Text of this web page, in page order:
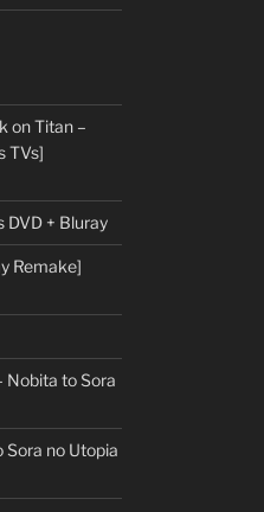
on Titan –
TVs]
DVD + Bluray
Remake]
Nobita to Sora
Sora no Utopia